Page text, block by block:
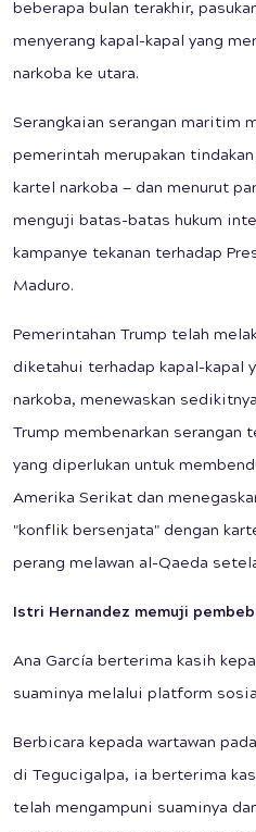
beberapa bulan terakhir,
menyerang kapal-kapal yang
narkoba ke utara.
Serangkaian serangan maritim
pemerintah merupakan
kartel narkoba — dan menurut
menguji batas-batas hukum
kampanye tekanan terhadap
Maduro.
Pemerintahan Trump telah
diketahui terhadap kapal-kapal
narkoba, menewaskan
Trump membenarkan serangan
yang diperlukan untuk
Amerika Serikat dan
"konflik bersenjata" dengan
perang melawan al-Qaeda
Istri Hernandez memuji
Ana García berterima kasih
suaminya melalui platform
Berbicara kepada wartawan
di Tegucigalpa, ia berterima
telah mengampuni suaminya